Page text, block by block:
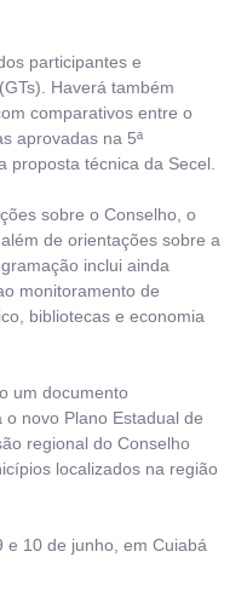
participantes e
Haverá também
comparativos entre o
aprovadas na 5ª
proposta técnica da Secel.
sobre o Conselho, o
de orientações sobre a
inclui ainda
monitoramento de
bibliotecas e economia
um documento
novo Plano Estadual de
regional do Conselho
localizados na região
e 10 de junho, em Cuiabá